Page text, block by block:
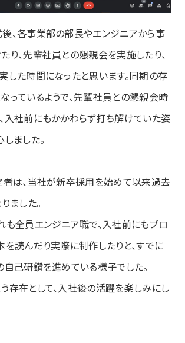
、各事業部の部長やエンジニアから事
り、先輩社員との懇親会を実施したり、
した時間になったと思います。同期の存
っているようで、先輩社員との懇親会時
入社前にもかかわらず打ち解けていた姿
ました。
は、当社が新卒採用を始めて以来過去
ました。
も全員エンジニア職で、入社前にもプロ
を読んだり実際に制作したりと、すでに
自己研鑽を進めている様子でした。
存在として、入社後の活躍を楽しみにし